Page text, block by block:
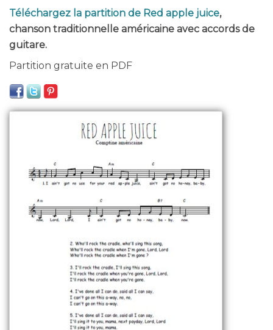
Téléchargez la partition de Red apple juice,
chanson traditionnelle américaine avec accords de
guitare.
Partition gratuite en PDF